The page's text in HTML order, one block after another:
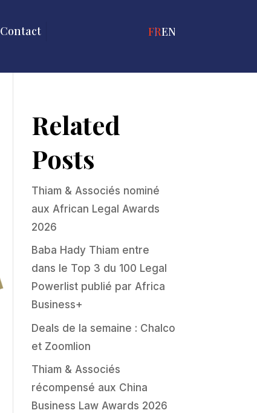
Contact FRANÇAIS
ENGLISH
Related
Posts
Thiam & Associés nominé
aux African Legal Awards
2026
Baba Hady Thiam entre
dans le Top 3 du 100 Legal
Powerlist publié par Africa
Business+
Deals de la semaine : Chalco
et Zoomlion
Thiam & Associés
récompensé aux China
Business Law Awards 2026